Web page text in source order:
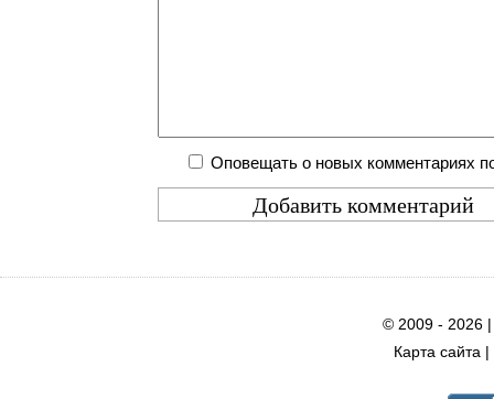
Оповещать о новых комментариях
© 2009 - 2026
Карта сайта